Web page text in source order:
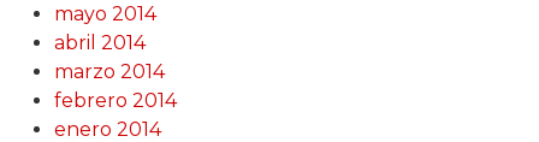
mayo 2014
abril 2014
marzo 2014
febrero 2014
enero 2014